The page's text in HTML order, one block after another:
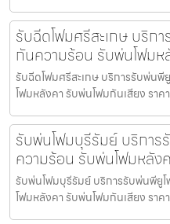
รับฉีดโฟมศรีสะเกษ บริก
กันความร้อน รับพ่นโฟมห
รับฉีดโฟมศรีสะเกษ บริการรับพ่น
โฟมหลังคา รับพ่นโฟมกันเสียง รา
รับพ่นโฟมบุรีรัมย์ บริกา
ความร้อน รับพ่นโฟมหลัง
รับพ่นโฟมบุรีรัมย์ บริการรับพ่นพี
โฟมหลังคา รับพ่นโฟมกันเสียง รา